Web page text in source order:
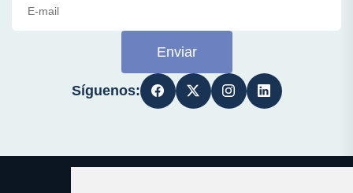
Enviar
Síguenos: